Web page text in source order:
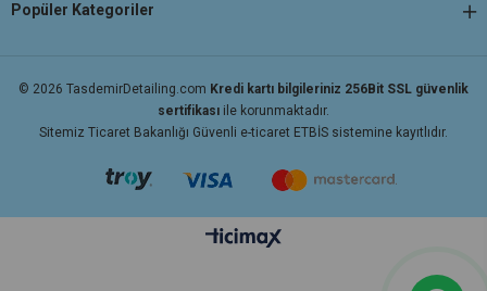
Popüler Kategoriler
© 2026 TasdemirDetailing.com Kredi kartı bilgileriniz 256Bit SSL güvenlik
sertifikası ile korunmaktadır.
Sitemiz Ticaret Bakanlığı Güvenli e-ticaret ETBİS sistemine kayıtlıdır.